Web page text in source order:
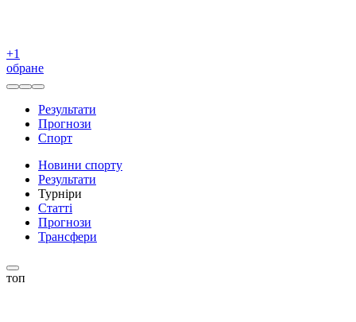
+1
обране
Результати
Прогнози
Спорт
Новини спорту
Результати
Турніри
Статті
Прогнози
Трансфери
топ